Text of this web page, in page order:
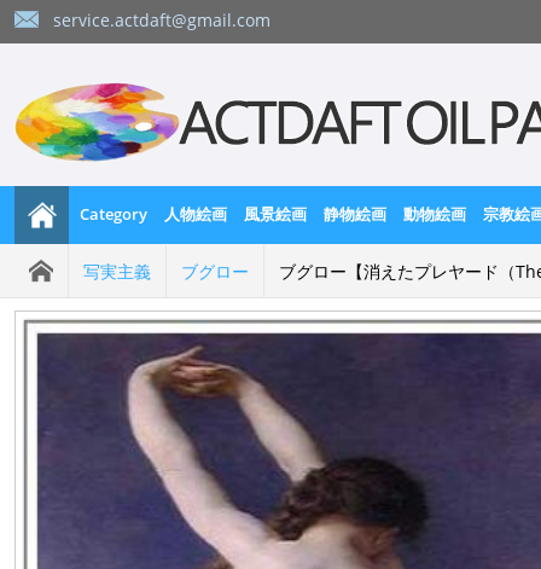
service.actdaft@gmail.com
Category 人物絵画 風景絵画 静物絵画 動物絵画 宗教絵
写実主義 ブグロー ブグロー【消えたプレヤード（